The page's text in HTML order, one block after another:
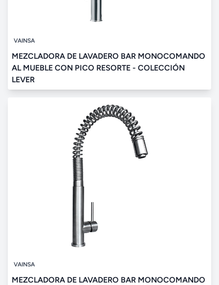
VAINSA
MEZCLADORA DE LAVADERO BAR MONOCOMANDO
AL MUEBLE CON PICO RESORTE - COLECCIÓN
LEVER
VAINSA
MEZCLADORA DE LAVADERO BAR MONOCOMANDO